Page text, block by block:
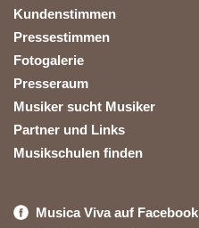
Kundenstimmen
Pressestimmen
Fotogalerie
Presseraum
Musiker sucht Musiker
Partner und Links
Musikschulen finden
Musica Viva auf Facebook